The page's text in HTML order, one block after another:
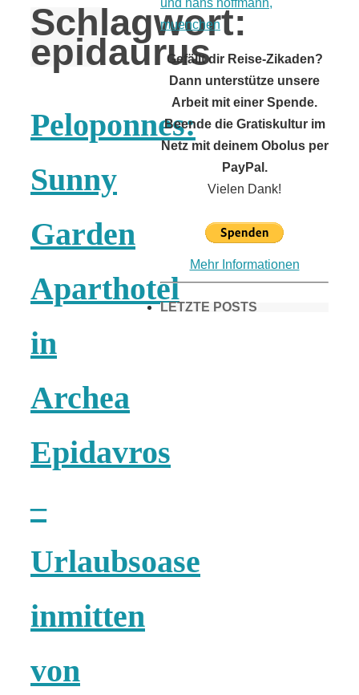
Schlagwort:
epidaurus
Peloponnes:
Sunny
Garden
Aparthotel
in
Archea
Epidavros
–
Urlaubsoase
inmitten
von
Gefällt dir Reise-Zikaden?
Dann unterstütze unsere
Arbeit mit einer Spende.
Beende die Gratiskultur im
Netz mit deinem Obolus per
PayPal.
Vielen Dank!
Mehr Informationen
LETZTE POSTS
Umgebung:
Ausflugsziele